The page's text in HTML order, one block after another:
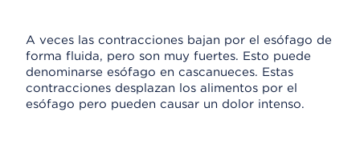
A veces las contracciones bajan por el esófago de
forma fluida, pero son muy fuertes. Esto puede
denominarse esófago en cascanueces. Estas
contracciones desplazan los alimentos por el
esófago pero pueden causar un dolor intenso.